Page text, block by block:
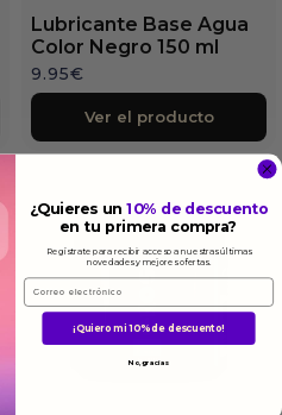
Lubricante Base Agua
Color Negro 150 ml
9.95€
Ver el producto
¿Quieres un10% de descuento
en tu primera compra?
Regístrate para recibir acceso a nuestras últimas
novedades y mejores ofertas.
Email
¡Quiero mi 10% de descuento!
No, gracias